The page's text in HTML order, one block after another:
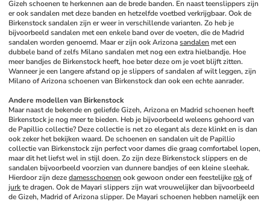
Gizeh schoenen te herkennen aan de brede banden. En naast teenslippers zijn
er ook sandalen met deze banden en hetzelfde voetbed verkrijgbaar. Ook de
Birkenstock sandalen zijn er weer in verschillende varianten. Zo heb je
bijvoorbeeld sandalen met een enkele band over de voeten, die de Madrid
sandalen worden genoemd. Maar er zijn ook Arizona sandalen met een
dubbele band of zelfs Milano sandalen met nog een extra hielbandje. Hoe
meer bandjes de Birkenstock heeft, hoe beter deze om je voet blijft zitten.
Wanneer je een langere afstand op je slippers of sandalen af wilt leggen, zijn
Milano of Arizona schoenen van Birkenstock dan ook een echte aanrader.
Andere modellen van Birkenstock
Maar naast de bekende en geliefde Gizeh, Arizona en Madrid schoenen heeft
Birkenstock je nog meer te bieden. Heb je bijvoorbeeld weleens gehoord van
de Papillio collectie? Deze collectie is net zo elegant als deze klinkt en is dan
ook zeker het bekijken waard. De schoenen en sandalen uit de Papillio
collectie van Birkenstock zijn perfect voor dames die graag comfortabel lopen,
maar dit het liefst wel in stijl doen. Zo zijn deze Birkenstock slippers en de
sandalen bijvoorbeeld voorzien van dunnere bandjes of een kleine sleehak.
Hierdoor zijn deze damesschoenen ook gewoon onder een feestelijke rok
of
jurk te dragen. Ook de Mayari slippers zijn wat vrouwelijker dan bijvoorbeeld
de Gizeh, Madrid of Arizona slipper. De Mayari schoenen hebben namelijk een